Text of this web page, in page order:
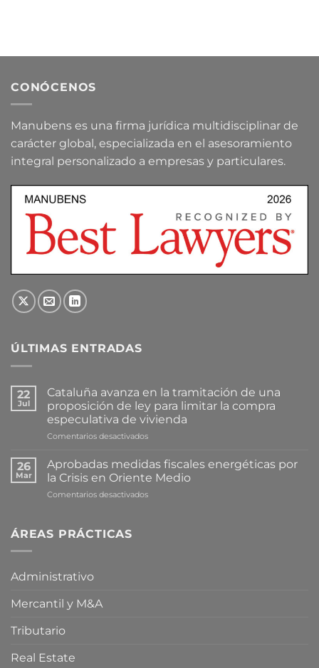
CONÓCENOS
Manubens es una firma jurídica multidisciplinar de
carácter global, especializada en el asesoramiento
integral personalizado a empresas y particulares.
ÚLTIMAS ENTRADAS
22
Jul
Cataluña avanza en la tramitación de una
proposición de ley para limitar la compra
especulativa de vivienda
Comentarios desactivadosen
avanza
en
la
tramitación
26
Mar
Aprobadas medidas fiscales energéticas por
la Crisis en Oriente Medio
Comentarios desactivadosen
ÁREAS PRÁCTICAS
Administrativo
Mercantil y M&A
Tributario
Real Estate